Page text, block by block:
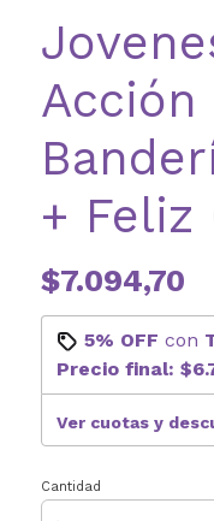
Acción
+ Feliz
$7.094,70
5% OFF con
Precio final:
Ver cuotas y
Cantidad